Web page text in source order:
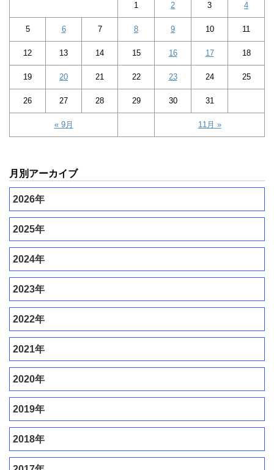
« 9月 11月 »
1 2 3 4
5 6 7 8 9 10 11
12 13 14 15 16 17 18
19 20 21 22 23 24 25
26 27 28 29 30 31
月別アーカイブ
2026年
2025年
2024年
2023年
2022年
2021年
2020年
2019年
2018年